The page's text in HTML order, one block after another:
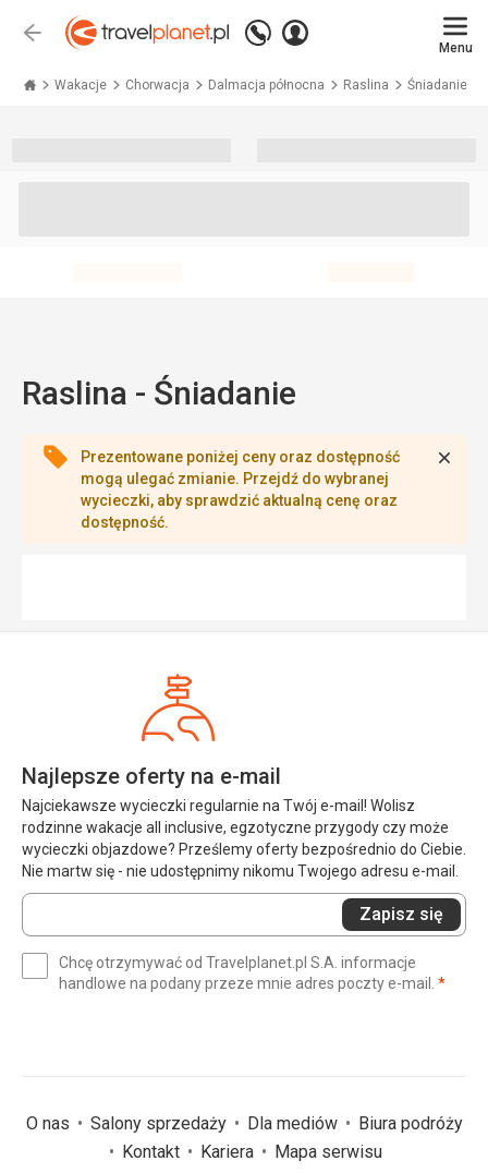
Wstecz
Zadzwoń
+48 71 771 76 55
Zaloguj
Menu
Wakacje Chorwacja Dalmacja północna Raslina Śniadanie
Raslina - Śniadanie
Prezentowane poniżej ceny oraz dostępność
mogą ulegać zmianie. Przejdź do wybranej
wycieczki, aby sprawdzić aktualną cenę oraz
dostępność.
Najlepsze oferty na e-mail
Najciekawsze wycieczki regularnie na Twój e-mail! Wolisz
rodzinne wakacje all inclusive, egzotyczne przygody czy może
wycieczki objazdowe? Prześlemy oferty bezpośrednio do Ciebie.
Nie martw się - nie udostępnimy nikomu Twojego adresu e-mail.
Wprowadź
swój
(wymagane)
Zapisz się
Chcę otrzymywać od Travelplanet.pl S.A. informacje
handlowe na podany przeze mnie adres poczty e-mail. *
O nas Salony sprzedaży Dla mediów
Biura podróży
Kontakt
Kariera Mapa serwisu